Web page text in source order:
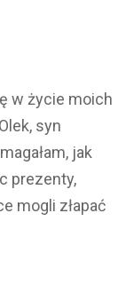
w życie moich
syn
jak
prezenty,
mogli złapać